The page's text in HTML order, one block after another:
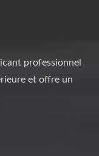
professionnel
et offre un